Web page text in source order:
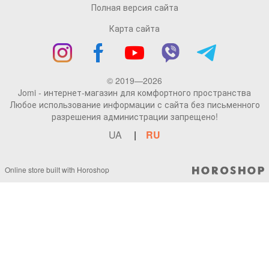
Полная версия сайта
Карта сайта
© 2019—2026
Jomi - интернет-магазин для комфортного пространства
Любое использование информации с сайта без письменного
разрешения администрации запрещено!
UA RU
Online store built with Horoshop